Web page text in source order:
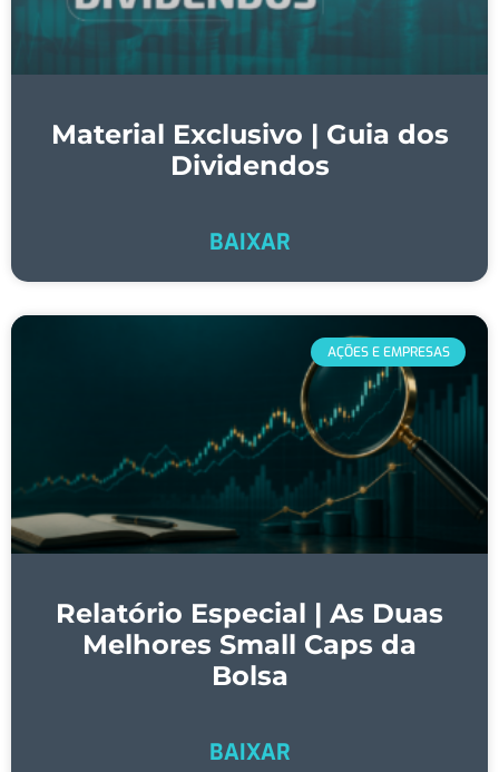
Material Exclusivo | Guia dos
Dividendos
BAIXAR
AÇÕES E EMPRESAS
Relatório Especial | As Duas
Melhores Small Caps da
Bolsa
BAIXAR